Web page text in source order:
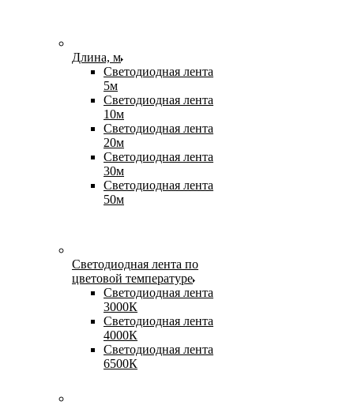
Длина, м
Светодиодная лента
5м
Светодиодная лента
10м
Светодиодная лента
20м
Светодиодная лента
30м
Светодиодная лента
50м
Светодиодная лента по
цветовой температуре
Светодиодная лента
3000К
Светодиодная лента
4000К
Светодиодная лента
6500К